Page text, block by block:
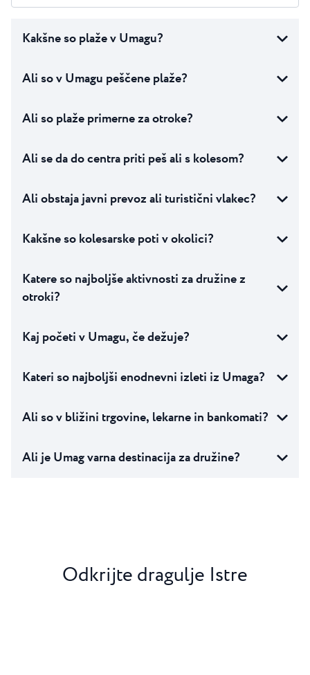
Kakšne so plaže v Umagu?
Ali so v Umagu peščene plaže?
Ali so plaže primerne za otroke?
Ali se da do centra priti peš ali s kolesom?
Ali obstaja javni prevoz ali turistični vlakec?
Kakšne so kolesarske poti v okolici?
Katere so najboljše aktivnosti za družine z
otroki?
Kaj početi v Umagu, če dežuje?
Kateri so najboljši enodnevni izleti iz Umaga?
Ali so v bližini trgovine, lekarne in bankomati?
Ali je Umag varna destinacija za družine?
Odkrijte dragulje Istre